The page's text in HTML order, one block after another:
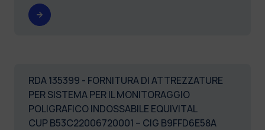
RDA 135399 - FORNITURA DI ATTREZZATURE
PER SISTEMA PER IL MONITORAGGIO
POLIGRAFICO INDOSSABILE EQUIVITAL
CUP B53C22006720001 – CIG B9FFD6E58A